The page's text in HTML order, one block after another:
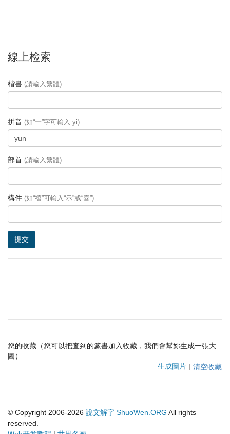
線上检索
楷書 (請輸入繁體)
拼音 (如“一”字可輸入 yi)
部首 (請輸入繁體)
構件 (如“禧”可輸入“示”或“喜”)
提交
您的收藏（您可以把查到的篆書加入收藏，我們會幫妳生成一張大
圖）
生成圖片 | 清空收藏
© Copyright 2006-2026 說文解字 ShuoWen.ORG All rights
reserved.